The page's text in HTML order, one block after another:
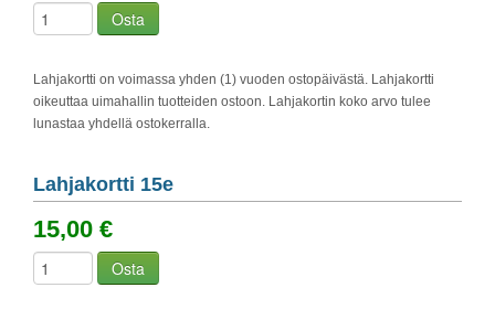
Lahjakortti on voimassa yhden (1) vuoden ostopäivästä. Lahjakortti
oikeuttaa uimahallin tuotteiden ostoon. Lahjakortin koko arvo tulee
lunastaa yhdellä ostokerralla.
Osta
Lahjakortti 15e
15,00 €
Osta